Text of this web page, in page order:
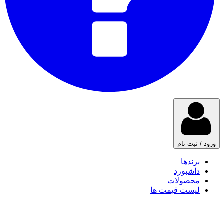
ورود / ثبت نام
برندها
داشبورد
محصولات
لیست قیمت ها